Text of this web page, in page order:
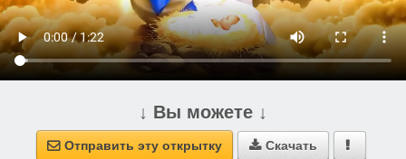
↓ Вы можете ↓
 Отправить эту открытку  Скачать 